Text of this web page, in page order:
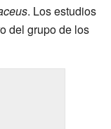
. Los estudios
del grupo de los